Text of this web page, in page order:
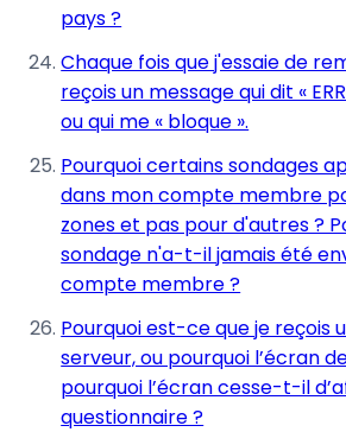
pays ?
Chaque fois que j'essaie de
reçois un message qui dit «
ou qui me « bloque ».
Pourquoi certains sondages
dans mon compte membre
zones et pas pour d'autres ?
sondage n'a-t-il jamais été
compte membre ?
Pourquoi est-ce que je reçois
serveur, ou pourquoi l’écran
pourquoi l’écran cesse-t-il
questionnaire ?